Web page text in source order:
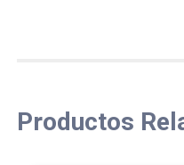
Productos